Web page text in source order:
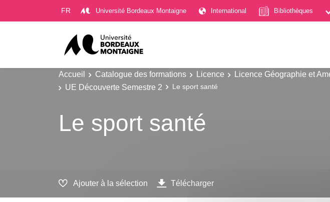
FR Université Bordeaux Montaigne International Bibliothèques
Accueil Catalogue des formations Licence Licence Géographie et
UE Découverte Semestre 2
Le sport santé
Le sport santé
Ajouter à la sélection Télécharger